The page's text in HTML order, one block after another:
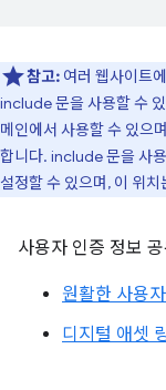
참고: 여러 웹사이트
include 문을 사용할 수
메인에서 사용할 수 있으
합니다. include 문을 사
설정할 수 있으며, 이 위
사용자 인증 정보
원활한 사용
디지털 애셋